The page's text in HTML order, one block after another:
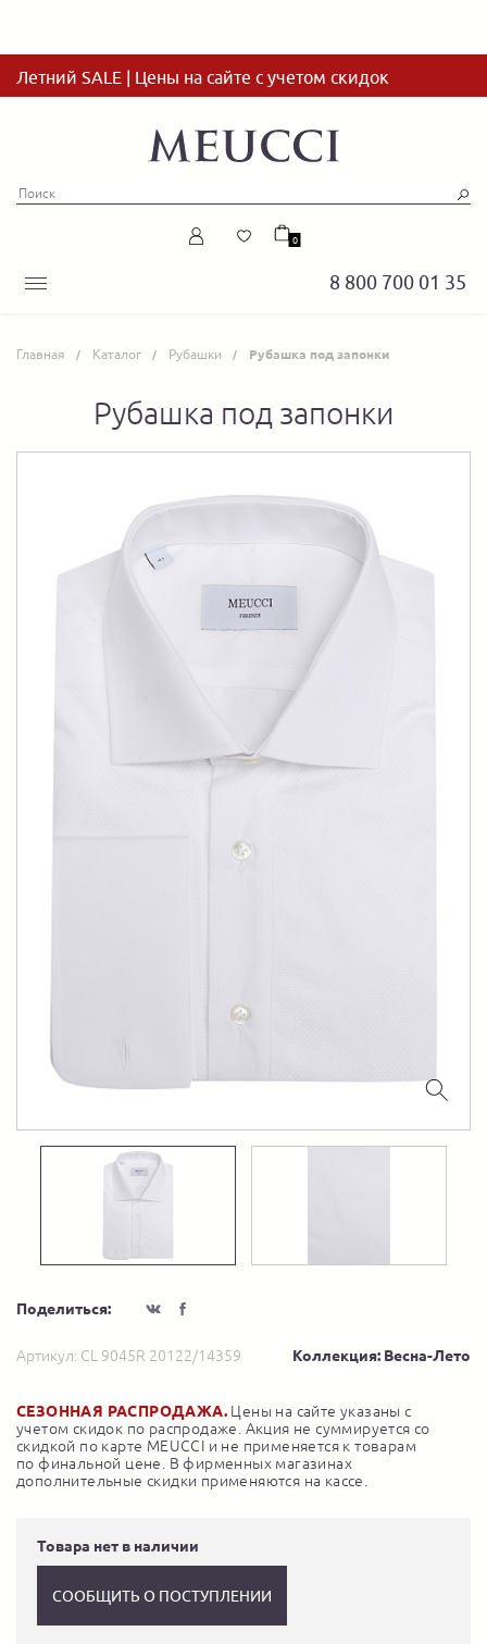
Летний SALE | Цены на сайте с учетом скидок
8 800 700 01 35
0
Главная Каталог Рубашки Рубашка под запонки
Рубашка под запонки
Поделиться:
Артикул: CL 9045R 20122/14359 Коллекция: Весна-Лето
СЕЗОННАЯ РАСПРОДАЖА. Цены на сайте указаны с
учетом скидок по распродаже. Акция не суммируется со
скидкой по карте MEUCCI и не применяется к товарам
по финальной цене. В фирменных магазинах
дополнительные скидки применяются на кассе.
Товара нет в наличии
СООБЩИТЬ О ПОСТУПЛЕНИИ